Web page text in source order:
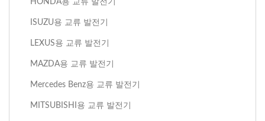
ISUZU용 교류 발전기
LEXUS용 교류 발전기
MAZDA용 교류 발전기
Mercedes Benz용 교류 발전기
MITSUBISHI용 교류 발전기